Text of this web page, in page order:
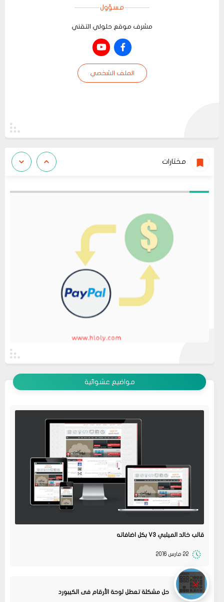
مسؤول
مشرف موقع حلولي التقني
الملف الشخصي
مختارات
مواضيع عشوائية
قالب خالد الميلبي V3 بكل اضافاته
22 مارس 2016
حل مشكلة تعطل لوحة الأرقام فى الكيبورد